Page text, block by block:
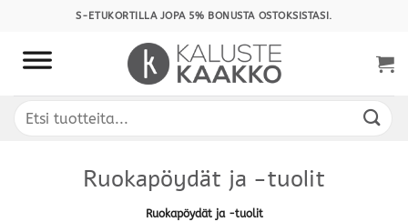
content
S-ETUKORTILLA JOPA 5% BONUSTA OSTOKSISTASI.
Etsi:
Ruokapöydät ja -tuolit
Ruokapöydät ja -tuolit